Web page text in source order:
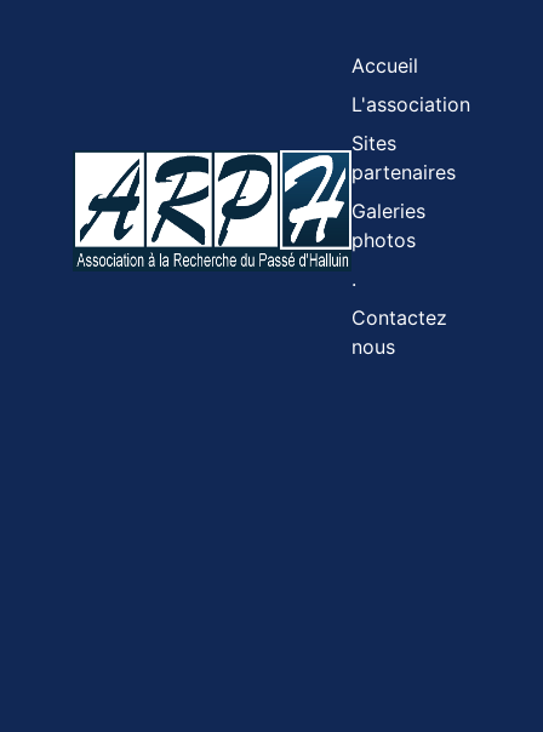
Accueil
L'association
Sites
partenaires
Galeries
photos
.
Contactez
nous